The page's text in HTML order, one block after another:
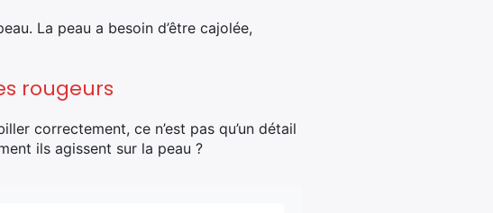
La peau a besoin d’être cajolée,
rougeurs
correctement, ce n’est pas qu’un détail
ils agissent sur la peau ?